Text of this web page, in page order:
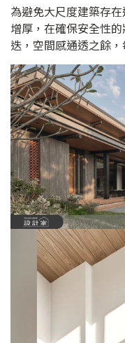
為避免大尺度建築存
增厚，在確保安全性
迭，空間感通透之餘